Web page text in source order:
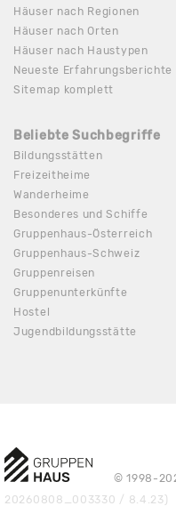
Häuser nach Regionen
Häuser nach Orten
Häuser nach Haustypen
Neueste Erfahrungsberichte
Sitemap komplett
Beliebte Suchbegriffe
Bildungsstätten
Freizeitheime
Wanderheime
Besonderes und Schiffe
Gruppenhaus-Österreich
Gruppenhaus-Schweiz
Gruppenreisen
Gruppenunterkünfte
Hostel
Jugendbildungsstätte
© 1998-
20260808_003330 / 8.4.23)